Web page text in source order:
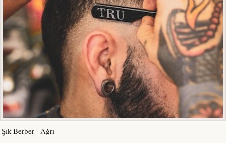
Şık Berber - Ağrı